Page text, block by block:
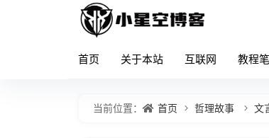
首页 关于本站 互联网 教程
当前位置： 首页 哲理故事 文